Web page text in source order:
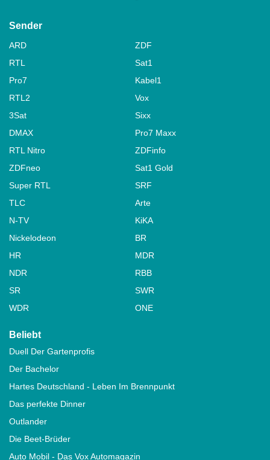
Sender
ARD
ZDF
RTL
Sat1
Pro7
Kabel1
RTL2
Vox
3Sat
Sixx
DMAX
Pro7 Maxx
RTL Nitro
ZDFinfo
ZDFneo
Sat1 Gold
Super RTL
SRF
TLC
Arte
N-TV
KiKA
Nickelodeon
BR
HR
MDR
NDR
RBB
SR
SWR
WDR
ONE
Beliebt
Duell Der Gartenprofis
Der Bachelor
Hartes Deutschland - Leben Im Brennpunkt
Das perfekte Dinner
Outlander
Die Beet-Brüder
Auto Mobil - Das Vox Automagazin